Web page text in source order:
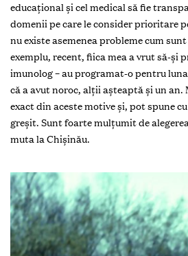
educațional și cel medical să fie
domenii pe care le consider prioritare
nu existe asemenea probleme cum
exemplu, recent, fiica mea a vrut să-și
imunolog – au programat-o pentru
că a avut noroc, alții așteaptă și un an.
exact din aceste motive și, pot spune
greșit. Sunt foarte mulțumit de
muta la Chișinău.